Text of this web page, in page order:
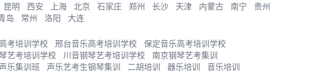
昆明 西安 上海 北京 石家庄 郑州 长沙 天津 内蒙古 南宁
贵州
岛 常州 洛阳 大连
考培训学校 邢台音乐高考培训学校
保定音乐高考培训学校
艺考培训学校 川音钢琴艺考培训学校
南京钢琴艺考集训
乐集训班 声乐艺考生钢琴集训 二胡培训 器乐培训
音乐培训